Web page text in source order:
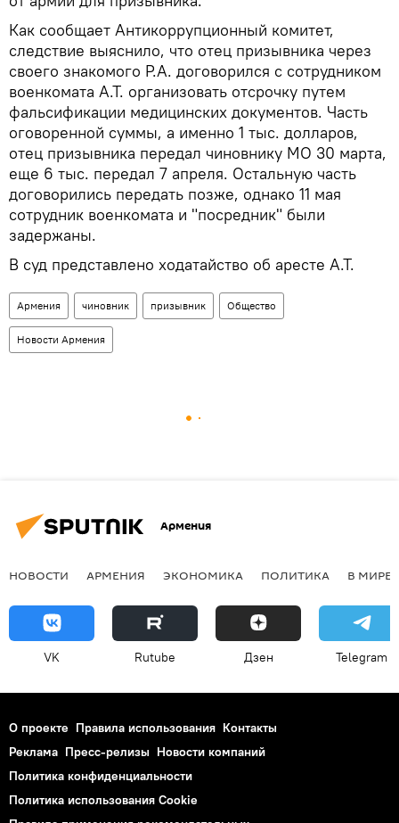
Как сообщает Антикоррупционный комитет,
следствие выяснило, что отец призывника через
своего знакомого Р.А. договорился с сотрудником
военкомата А.Т. организовать отсрочку путем
фальсификации медицинских документов. Часть
оговоренной суммы, а именно 1 тыс. долларов,
отец призывника передал чиновнику МО 30 марта,
еще 6 тыс. передал 7 апреля. Остальную часть
договорились передать позже, однако 11 мая
сотрудник военкомата и "посредник" были
задержаны.
В суд представлено ходатайство об аресте А.Т.
Армения чиновник призывник Общество
Новости Армения
Армения
НОВОСТИ АРМЕНИЯ ЭКОНОМИКА ПОЛИТИКА В МИРЕ
VK Rutube Дзен Telegram
О проекте Правила использования Контакты
Реклама Пресс-релизы Новости компаний
Политика конфиденциальности
Политика использования Cookie